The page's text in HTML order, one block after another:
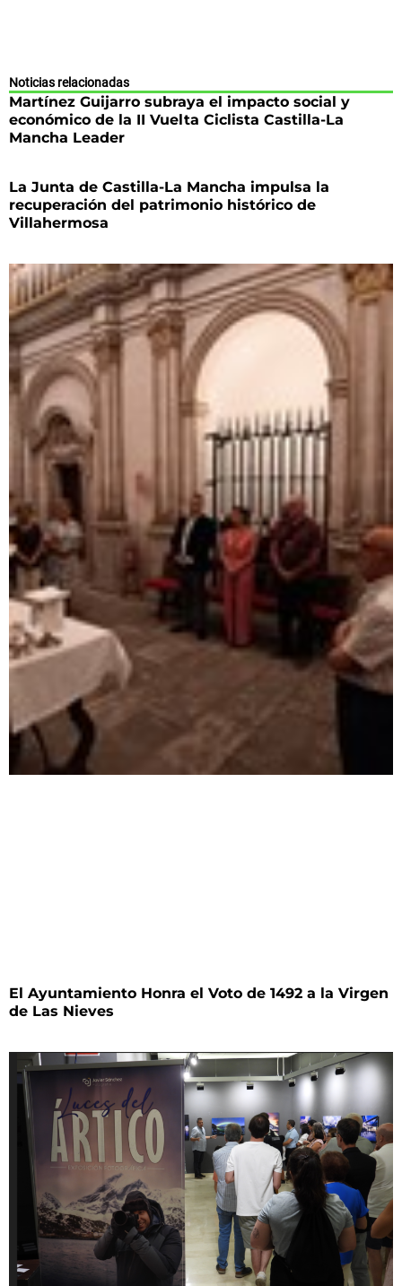
Noticias relacionadas
Martínez Guijarro subraya el impacto social y
económico de la II Vuelta Ciclista Castilla-La
Mancha Leader
La Junta de Castilla-La Mancha impulsa la
recuperación del patrimonio histórico de
Villahermosa
El Ayuntamiento Honra el Voto de 1492 a la Virgen
de Las Nieves